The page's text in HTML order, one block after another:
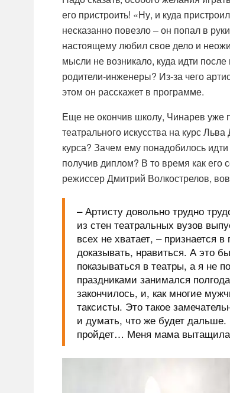
его пристроить! «Ну, и куда
несказанно повезло – он попал в
настоящему любил свое дело и
мысли не возникало, куда идти
родители-инженеры? Из-за чего
этом он расскажет в программе.
Еще не окончив школу, Чинарев уже
театрального искусства на курс
курса? Зачем ему понадобилось
получив диплом? В то время как его
режиссер Дмитрий Волкострелов,
– Артисту довольно трудно
из стен театральных вузов
всех не хватает, – признается
доказывать, нравиться. А это
показываться в театры, а я не
праздниками занимался
закончилось, и, как многие
таксисты. Это такое
и думать, что же будет
пройдет… Меня мама вытащила